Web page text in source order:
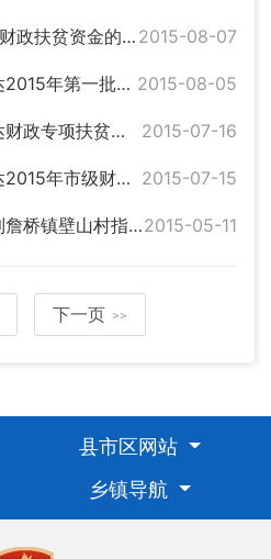
关于 下达2015年市级财政扶贫资金的通知(岳财农指[2015]28号 2015-08-07
湖南省财政厅关于下达2015年第一批中央财政国有贫困林场扶贫资金的通知 2015-08-05
湖南省财政厅关于下达财政专项扶贫（老区发展）资金的通知 2015-07-16
岳阳市财政局关于下达2015年市级财政扶贫资金的通知 2015-07-15
岳阳市药监局卢大平到詹桥镇壁山村指导扶贫工作2015-05-11
下一页 >>
县市区网站
乡镇导航